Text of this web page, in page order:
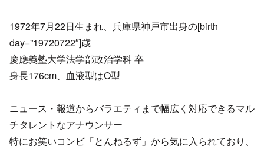
1972年7月22日生まれ、兵庫県神戸市出身の[birth
day=”19720722″]歳
慶應義塾大学法学部政治学科 卒
身長176cm、血液型はO型
ニュース・報道からバラエティまで幅広く対応できるマル
チタレントなアナウンサー
特にお笑いコンビ「とんねるず」から気に入られており、